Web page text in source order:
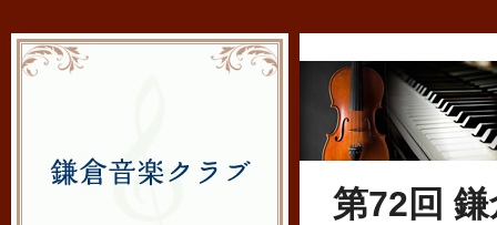
第72回